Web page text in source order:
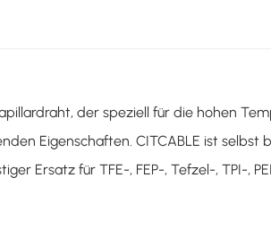
der speziell für die hohen
Eigenschaften. CITCABLE ist selbst
Ersatz für TFE-, FEP-, Tefzel-, TPI-,